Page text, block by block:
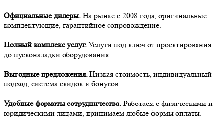
Официальные дилеры. На рынке с 2008 года, оригинальные
комплектующие, гарантийное сопровождение.
Полный комплекс услуг. Услуги под ключ от проектирования
до пусконаладки оборудования.
Выгодные предложения. Низкая стоимость, индивидуальный
подход, система скидок и бонусов.
Удобные форматы сотрудничества. Работаем с физическими и
юридическими лицами, принимаем любые формы оплаты.